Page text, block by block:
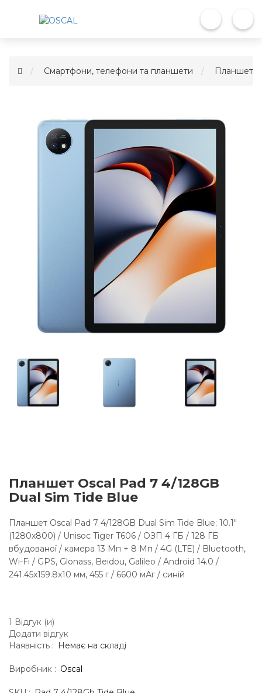
Смартфони, телефони та планшети Планшети
Планшет Oscal Pad 7 4/128GB
Dual Sim Tide Blue
Планшет Oscal Pad 7 4/128GB Dual Sim Tide Blue; 10.1"
(1280х800) / Unisoc Tiger T606 / ОЗП 4 ГБ / 128 ГБ
вбудованої / камера 13 Мп + 8 Мп / 4G (LTE) / Bluetooth,
Wi-Fi / GPS, Glonass, Beidou, Galileo / Android 14.0 /
241.45x159.8x10 мм, 455 г / 6600 мАг / синій
1 Відгук (и)
Додати відгук
Наявність : Немає на складі
Виробник : Oscal